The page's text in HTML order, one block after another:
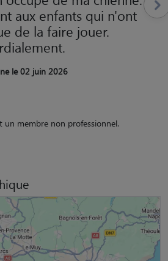
aux enfants qui n'ont
de la faire jouer.
le 02 juin 2026
un membre non professionnel.